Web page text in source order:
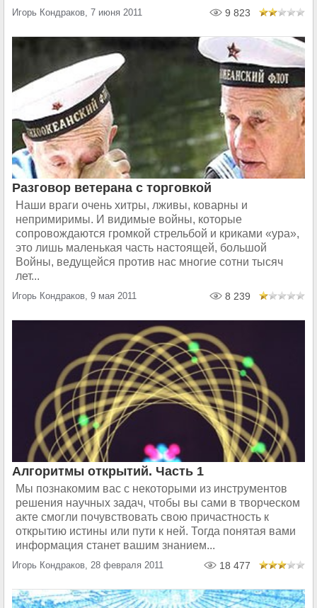
Игорь Кондраков, 7 июня 2011 9 823
Разговор ветерана с торговкой
Наши враги очень хитры, лживы, коварны и
непримиримы. И видимые войны, которые
сопровождаются громкой стрельбой и криками «ура»,
это лишь маленькая часть настоящей, большой
Войны, ведущейся против нас многие сотни тысяч
лет...
Игорь Кондраков, 9 мая 2011 8 239
Алгоритмы открытий. Часть 1
Мы познакомим вас с некоторыми из инструментов
решения научных задач, чтобы вы сами в творческом
акте смогли почувствовать свою причастность к
открытию истины или пути к ней. Тогда понятая вами
информация станет вашим знанием...
Игорь Кондраков, 28 февраля 2011 18 477